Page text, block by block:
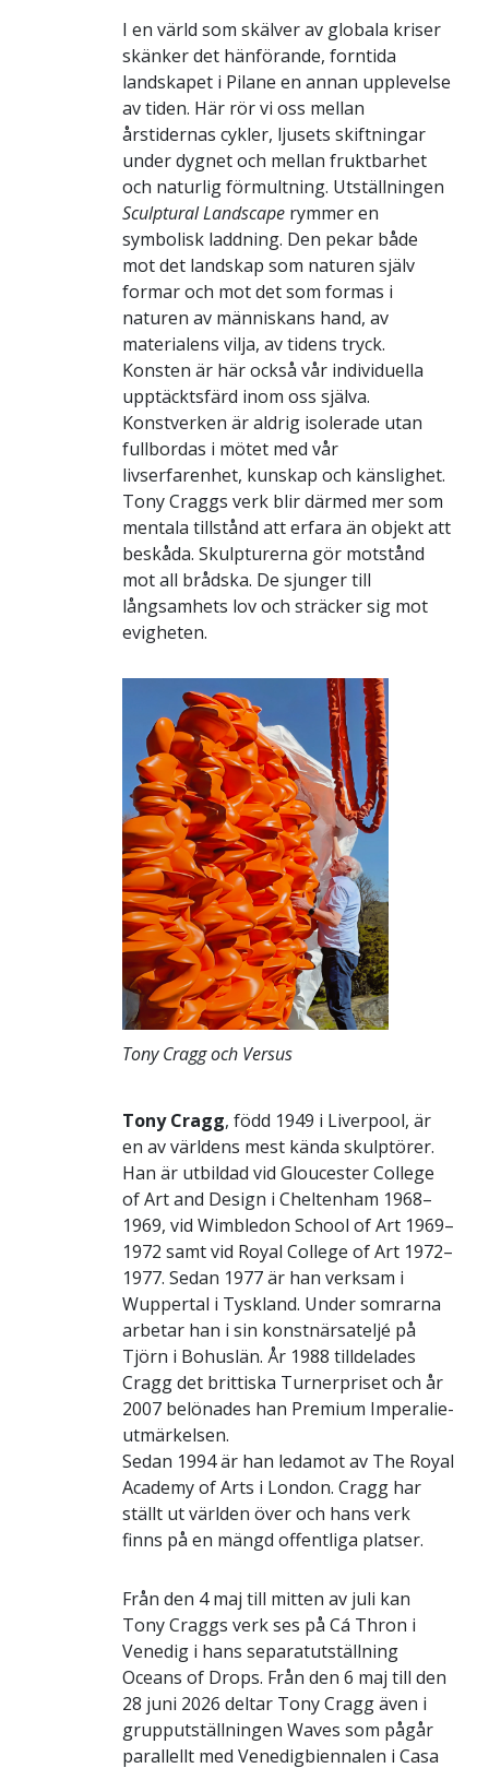
I en värld som skälver av globala kriser
skänker det hänförande, forntida
landskapet i Pilane en annan upplevelse
av tiden. Här rör vi oss mellan
årstidernas cykler, ljusets skiftningar
under dygnet och mellan fruktbarhet
och naturlig förmultning. Utställningen
Sculptural Landscape rymmer en
symbolisk laddning. Den pekar både
mot det landskap som naturen själv
formar och mot det som formas i
naturen av människans hand, av
materialens vilja, av tidens tryck.
Konsten är här också vår individuella
upptäcktsfärd inom oss själva.
Konstverken är aldrig isolerade utan
fullbordas i mötet med vår
livserfarenhet, kunskap och känslighet.
Tony Craggs verk blir därmed mer som
mentala tillstånd att erfara än objekt att
beskåda. Skulpturerna gör motstånd
mot all brådska. De sjunger till
långsamhets lov och sträcker sig mot
evigheten.
Tony Cragg och Versus
Tony Cragg, född 1949 i Liverpool, är
en av världens mest kända skulptörer.
Han är utbildad vid Gloucester College
of Art and Design i Cheltenham 1968–
1969, vid Wimbledon School of Art 1969–
1972 samt vid Royal College of Art 1972–
1977. Sedan 1977 är han verksam i
Wuppertal i Tyskland. Under somrarna
arbetar han i sin konstnärsateljé på
Tjörn i Bohuslän. År 1988 tilldelades
Cragg det brittiska Turnerpriset och år
2007 belönades han Premium Imperalie-
utmärkelsen.
Sedan 1994 är han ledamot av The Royal
Academy of Arts i London. Cragg har
ställt ut världen över och hans verk
finns på en mängd offentliga platser.
Från den 4 maj till mitten av juli kan
Tony Craggs verk ses på Cá Thron i
Venedig i hans separatutställning
Oceans of Drops. Från den 6 maj till den
28 juni 2026 deltar Tony Cragg även i
grupputställningen Waves som pågår
parallellt med Venedigbiennalen i Casa